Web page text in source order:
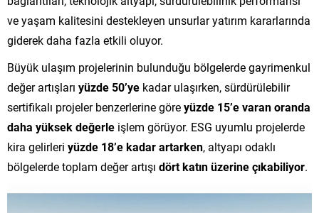
ve yaşam kalitesini destekleyen unsurlar yatırım kararlarında
giderek daha fazla etkili oluyor.
Büyük ulaşım projelerinin bulunduğu bölgelerde gayrimenkul
değer artışları yüzde 50’ye kadar ulaşırken, sürdürülebilir
sertifikalı projeler benzerlerine göreyüzde 15’e varan oranda
daha yüksek değerle işlem görüyor. ESG uyumlu projelerde
kira gelirleri yüzde 18’e kadar artarken, altyapı odaklı
bölgelerde toplam değer artışı dört katın üzerine çıkabiliyor.